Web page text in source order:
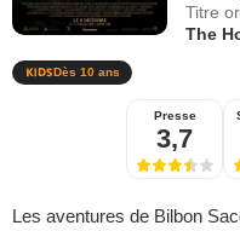
Titre
The
Dès 10 ans
Presse
3,7
Les aventures de Bilbon